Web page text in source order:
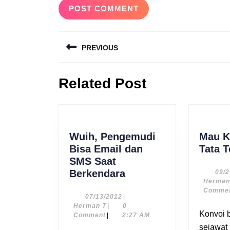
posPREVIOUS
post:
Related Post
Wuih, Pengemudi
Bisa Email dan
SMS Saat
Berkendara
Email
07/13/2012 07/13/2012
|
Herman THerman
T
|
0
Comment | 2:27 AM
Mau
Tata
09/
Konvoi bersama teman
sejawat